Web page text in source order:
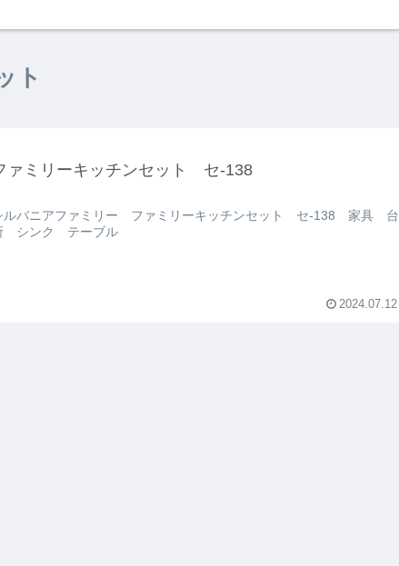
ト
ァミリーキッチンセット セ-138
ルバニアファミリー ファミリーキッチンセット セ-138 家具 台
シンク テーブル
2024.07.12